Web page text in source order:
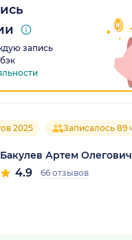
запись
2025 Записалось 89
Бакулев Артем Олегович
4.9 66 отзывов